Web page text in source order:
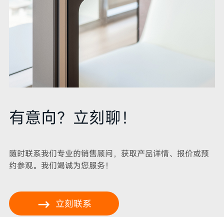
有意向？立刻聊！
随时联系我们专业的销售顾问，获取产品详情、报价或预
约参观。我们竭诚为您服务！
立刻联系